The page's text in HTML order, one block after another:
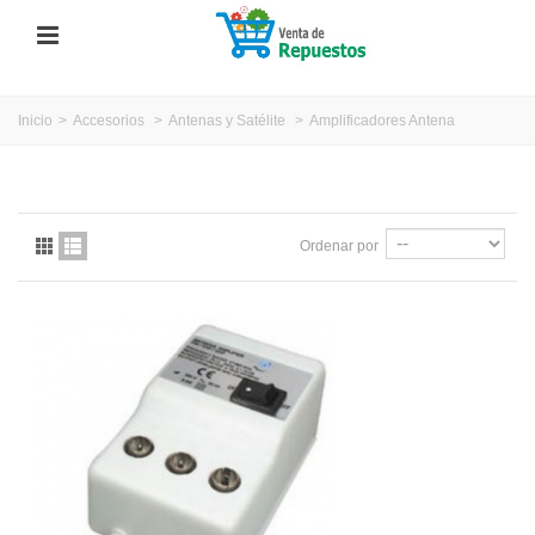
Inicio > Accesorios > Antenas y Satélite > Amplificadores Antena
Ordenar por